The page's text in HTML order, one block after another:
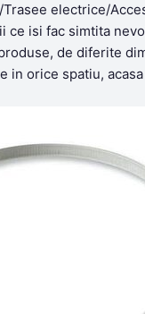
Trasee electrice/
ce isi fac simtita
de diferite
orice spatiu,